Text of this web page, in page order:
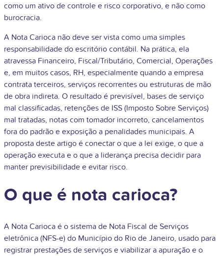
como um ativo de controle e risco corporativo, e não como
burocracia.
A Nota Carioca não deve ser vista como uma simples
responsabilidade do escritório contábil. Na prática, ela
atravessa Financeiro, Fiscal/Tributário, Comercial, Operações
e, em muitos casos, RH, especialmente quando a empresa
contrata terceiros, serviços recorrentes ou estruturas de mão
de obra indireta. O resultado é previsível, bases de serviço
mal classificadas, retenções de ISS (Imposto Sobre Serviços)
mal tratadas, notas com tomador incorreto, cancelamentos
fora do padrão e exposição a penalidades municipais. A
proposta deste artigo é conectar o que a lei exige, o que a
operação executa e o que a liderança precisa decidir para
manter previsibilidade e evitar risco.
O que é nota carioca?
A Nota Carioca é o sistema de Nota Fiscal de Serviços
eletrônica (NFS-e) do Município do Rio de Janeiro, usado para
registrar prestações de serviços e viabilizar a apuração e o